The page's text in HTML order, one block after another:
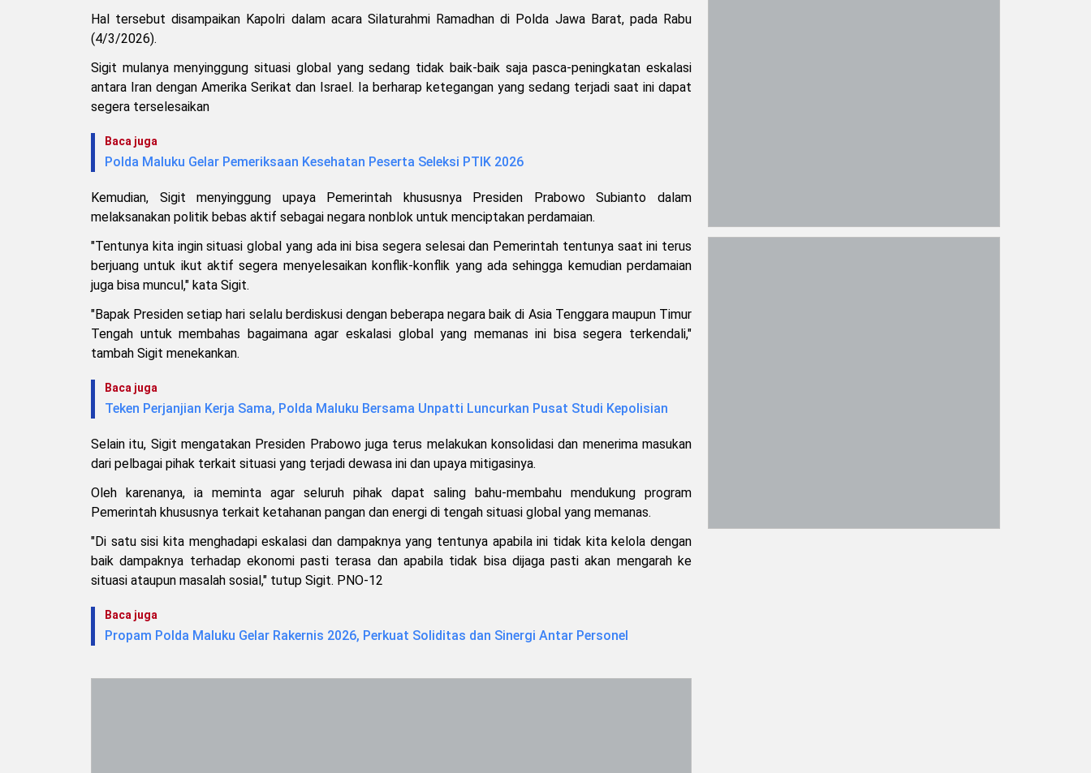
Hal tersebut disampaikan Kapolri dalam acara Silaturahmi Ramadhan di Polda Jawa Barat, pada Rabu
(4/3/2026).
Sigit mulanya menyinggung situasi global yang sedang tidak baik-baik saja pasca-peningkatan eskalasi
antara Iran dengan Amerika Serikat dan Israel. Ia berharap ketegangan yang sedang terjadi saat ini dapat
segera terselesaikan
Baca juga
Polda Maluku Gelar Pemeriksaan Kesehatan Peserta Seleksi PTIK 2026
Kemudian, Sigit menyinggung upaya Pemerintah khususnya Presiden Prabowo Subianto dalam
melaksanakan politik bebas aktif sebagai negara nonblok untuk menciptakan perdamaian.
"Tentunya kita ingin situasi global yang ada ini bisa segera selesai dan Pemerintah tentunya saat ini terus
berjuang untuk ikut aktif segera menyelesaikan konflik-konflik yang ada sehingga kemudian perdamaian
juga bisa muncul," kata Sigit.
"Bapak Presiden setiap hari selalu berdiskusi dengan beberapa negara baik di Asia Tenggara maupun Timur
Tengah untuk membahas bagaimana agar eskalasi global yang memanas ini bisa segera terkendali,"
tambah Sigit menekankan.
Baca juga
Teken Perjanjian Kerja Sama, Polda Maluku Bersama Unpatti Luncurkan Pusat Studi Kepolisian
Selain itu, Sigit mengatakan Presiden Prabowo juga terus melakukan konsolidasi dan menerima masukan
dari pelbagai pihak terkait situasi yang terjadi dewasa ini dan upaya mitigasinya.
Oleh karenanya, ia meminta agar seluruh pihak dapat saling bahu-membahu mendukung program
Pemerintah khususnya terkait ketahanan pangan dan energi di tengah situasi global yang memanas.
"Di satu sisi kita menghadapi eskalasi dan dampaknya yang tentunya apabila ini tidak kita kelola dengan
baik dampaknya terhadap ekonomi pasti terasa dan apabila tidak bisa dijaga pasti akan mengarah ke
situasi ataupun masalah sosial," tutup Sigit. PNO-12
Baca juga
Propam Polda Maluku Gelar Rakernis 2026, Perkuat Soliditas dan Sinergi Antar Personel